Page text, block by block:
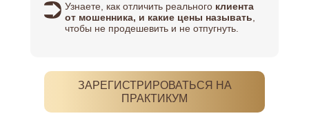
Узнаете, как отличить реального клиента
от мошенника, и какие цены называть
чтобы не продешевить и не отпугнуть.
ЗАРЕГИСТРИРОВАТЬСЯ НА
ПРАКТИКУМ